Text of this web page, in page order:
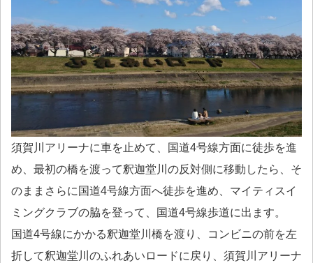
須賀川アリーナに車を止めて、国道4号線方面に徒歩を進
め、最初の橋を渡って釈迦堂川の反対側に移動したら、そ
のままさらに国道4号線方面へ徒歩を進め、マイティスイ
ミングクラブの脇を登って、国道4号線歩道に出ます。
国道4号線にかかる釈迦堂川橋を渡り、コンビニの前を左
折して釈迦堂川のふれあいロードに戻り、須賀川アリーナ